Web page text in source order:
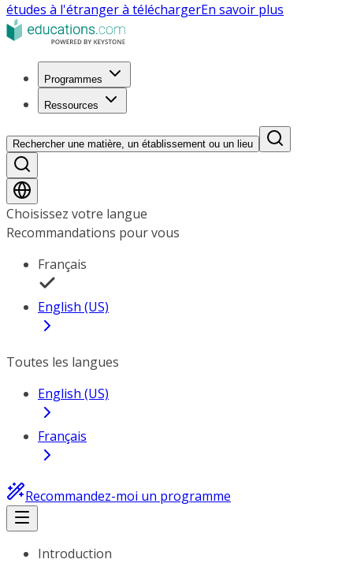
études à l'étranger à téléchargerEn savoir plus
Programmes
Ressources
Rechercher une matière, un établissement ou un lieu
Choisissez votre langue
Recommandations pour vous
Français
English (US)
Toutes les langues
English (US)
Français
Recommandez-moi un programme
Introduction